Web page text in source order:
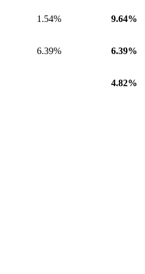
1.54% 9.64%
6.39% 6.39%
4.82%